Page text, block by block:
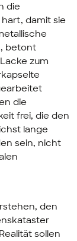
die
damit sie
betont
zum
die
frei, die den
lange
sein, nicht
den
sollen